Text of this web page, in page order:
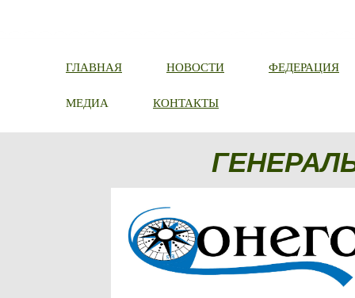
ГЛАВНАЯ НОВОСТИ ФЕДЕРАЦИЯ
МЕДИА КОНТАКТЫ